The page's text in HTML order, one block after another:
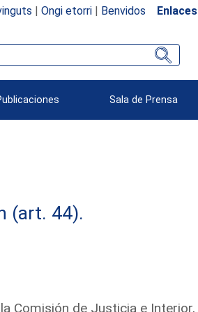
| Ongi etorri| Benvidos Enlaces
Sala de Prensa
(art. 44).
Comisión de Justicia e Interior,